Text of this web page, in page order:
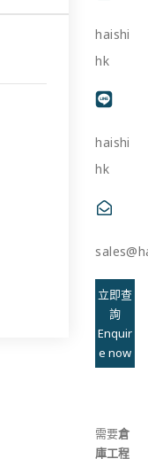
haishi
hk
haishi
hk
立即查
詢
Enquir
e now
需要倉
庫工程